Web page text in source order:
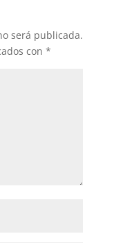
será publicada.
con *